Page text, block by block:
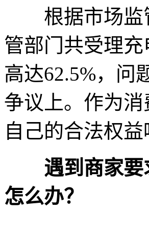
根据市场监管
管部门共受理
高达62.5%，问
争议上。作为
自己的合法权益
遇到商家要
怎么办？